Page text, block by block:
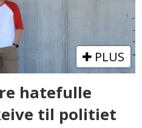
PLUS
hatefulle
til politiet